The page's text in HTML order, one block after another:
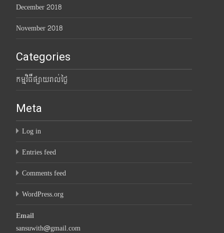
December 2018
November 2018
Categories
កម្មវិធីផ្សាយរាល់ថ្ងៃ
Meta
Log in
Entries feed
Comments feed
WordPress.org
Email
sansuwith@gmail.com